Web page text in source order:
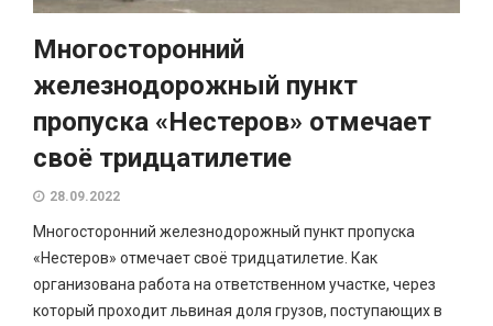
Многосторонний
железнодорожный пункт
пропуска «Нестеров» отмечает
своё тридцатилетие
28.09.2022
Многосторонний железнодорожный пункт пропуска
«Нестеров» отмечает своё тридцатилетие. Как
организована работа на ответственном участке, через
который проходит львиная доля грузов, поступающих в